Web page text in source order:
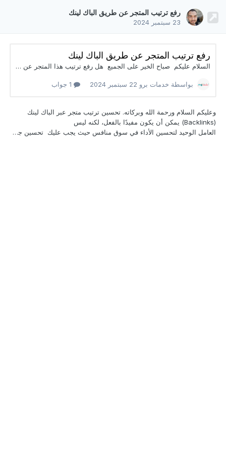
رفع ترتيب المتجر عن طريق الباك لينك
23 سبتمبر 2024
رفع ترتيب المتجر عن طريق الباك لينك
السلام عليكم صباح الخير على الجميع هل رفع ترتيب هذا المتجر عن طريق الباك لينك حيث ان المنافسة شديده للمنتجات الي يقدها هل تعتبر الباك لينك للمواقع هذي مفيد او فقط نعتمد على مفهوم الاعلانات وشكرا
بواسطة خدمات برو 22 سبتمبر 2024
وعليكم السلام ورحمة الله وبركاته. تحسين ترتيب متجر عبر الباك لينك
(Backlinks) يمكن أن يكون مفيدًا بالفعل، لكنه ليس
العامل الوحيد لتحسين الأداء في سوق منافس حيث يجب عليك تحسين جودة محتواك فهو الأفضل والأسرع لتحسين ال SEO الخاص بموقعك. لا تهتم أبدًا بعدد الروابط، بل اهتم بجودة الروابط الخلفية، حيث أن باك لينك واحد فقط ذو جودة عالية ومن موقع ذو ثقة وترتيب مرتفع ومهتم بنفس مجال موقعك أفضل بمراحل من عشرة روابط من مواقع ضعيفة وليست ضمن مجال موقعك. أما بخصوص الإعلانات المدفوعة (مثل Goo